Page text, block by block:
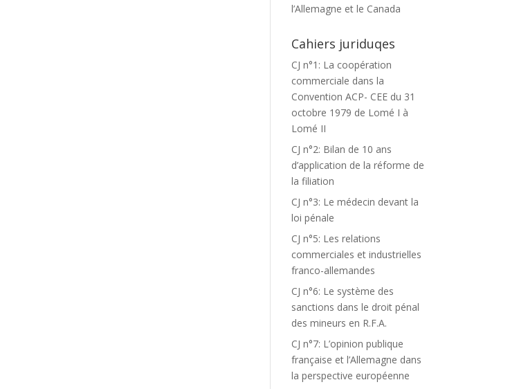
l’Allemagne et le Canada
Cahiers juriduqes
CJ n°1: La coopération
commerciale dans la
Convention ACP- CEE du 31
octobre 1979 de Lomé I à
Lomé II
CJ n°2: Bilan de 10 ans
d’application de la réforme de
la filiation
CJ n°3: Le médecin devant la
loi pénale
CJ n°5: Les relations
commerciales et industrielles
franco-allemandes
CJ n°6: Le système des
sanctions dans le droit pénal
des mineurs en R.F.A.
CJ n°7: L’opinion publique
française et l’Allemagne dans
la perspective européenne